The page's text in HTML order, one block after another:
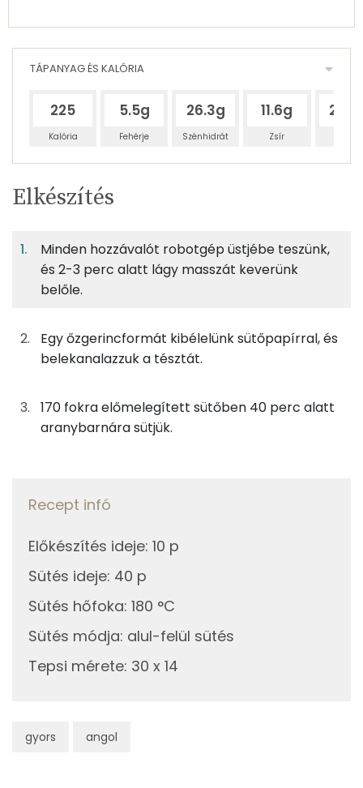
gyors angol
TÁPANYAG ÉS KALÓRIA
225
Kalória
5.5g
Fehérje
26.3g
Szénhidrát
11.6g
Zsír
Egy
adagban
7%
Fehérje
37%
Szénhidrát
17%
Zsír
0gsütőpor
8gxilit
3gcitromlé
1g citromhéj
13g vaj
Összesen
TÁPANYAGTARTALOM
Egy
adagban
12
adagban
100
grammban
TOP ásványi anyagok
Magnézium
Nátrium
Szelén
TOP vitaminok
Kolin:
Niacin - B3 vitamin:
C vitamin:
Tiamin - B1 vitamin:
Elkészítés
Minden hozzávalót robotgép üstjébe teszünk,
és 2-3 perc alatt lágy masszát keverünk
belőle.
Egy őzgerincformát kibélelünk sütőpapírral, és
belekanalazzuk a tésztát.
170 fokra előmelegített sütőben 40 perc alatt
aranybarnára sütjük.
Recept infó
Előkészítés ideje: 10 p
Sütés ideje: 40 p
Sütés hőfoka: 180 °C
Sütés módja: alul-felül sütés
Tepsi mérete: 30 x 14